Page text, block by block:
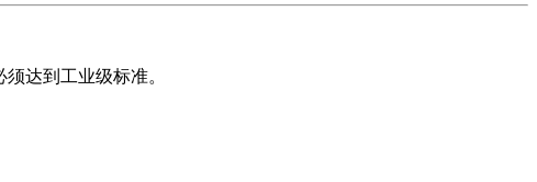
达到工业级标准。